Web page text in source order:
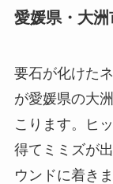
愛媛県・大洲
要石が化けた
が愛媛県の大
こります。ヒ
得てミミズが
ウンドに着きま